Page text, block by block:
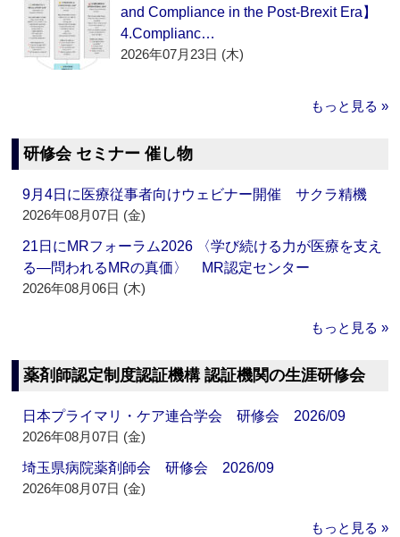
and Compliance in the Post-Brexit Era】
4.Complianc…
2026年07月23日 (木)
もっと見る »
研修会 セミナー 催し物
9月4日に医療従事者向けウェビナー開催 サクラ精機
2026年08月07日 (金)
21日にMRフォーラム2026 〈学び続ける力が医療を支え
る―問われるMRの真価〉 MR認定センター
2026年08月06日 (木)
もっと見る »
薬剤師認定制度認証機構 認証機関の生涯研修会
日本プライマリ・ケア連合学会 研修会 2026/09
2026年08月07日 (金)
埼玉県病院薬剤師会 研修会 2026/09
2026年08月07日 (金)
もっと見る »